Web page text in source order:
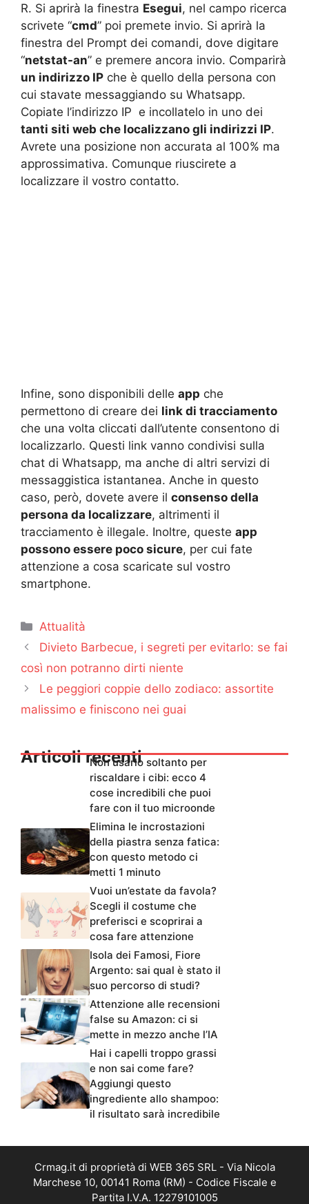
R. Si aprirà la finestra Esegui, nel campo ricerca
scrivete “cmd” poi premete invio. Si aprirà la
finestra del Prompt dei comandi, dove digitare
“netstat-an” e premere ancora invio. Comparirà
un indirizzo IP che è quello della persona con
cui stavate messaggiando su Whatsapp.
Copiate l’indirizzo IP e incollatelo in uno dei
tanti siti web che localizzano gli indirizzi IP.
Avrete una posizione non accurata al 100% ma
approssimativa. Comunque riuscirete a
localizzare il vostro contatto.
Infine, sono disponibili delle app che
permettono di creare dei link di tracciamento
che una volta cliccati dall’utente consentono di
localizzarlo. Questi link vanno condivisi sulla
chat di Whatsapp, ma anche di altri servizi di
messaggistica istantanea. Anche in questo
caso, però, dovete avere il consenso della
persona da localizzare, altrimenti il
tracciamento è illegale. Inoltre, queste app
possono essere poco sicure, per cui fate
attenzione a cosa scaricate sul vostro
smartphone.
Categorie
Attualità
Divieto Barbecue, i segreti per evitarlo: se fai
così non potranno dirti niente
Le peggiori coppie dello zodiaco: assortite
malissimo e finiscono nei guai
Articoli recentiNon usarlo soltanto per
riscaldare i cibi: ecco 4
cose incredibili che puoi
fare con il tuo microonde
Elimina le incrostazioni
della piastra senza fatica:
con questo metodo ci
metti 1 minuto
Vuoi un’estate da favola?
Scegli il costume che
preferisci e scoprirai a
cosa fare attenzione
Isola dei Famosi, Fiore
Argento: sai qual è stato il
suo percorso di studi?
Attenzione alle recensioni
false su Amazon: ci si
mette in mezzo anche l’IA
Hai i capelli troppo grassi
e non sai come fare?
Aggiungi questo
ingrediente allo shampoo:
il risultato sarà incredibile
Crmag.it di proprietà di WEB 365 SRL - Via Nicola
Marchese 10, 00141 Roma (RM) - Codice Fiscale e
Partita I.V.A. 12279101005